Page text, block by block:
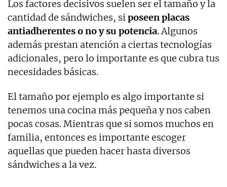
Los factores decisivos suelen ser el tamaño y la
cantidad de sándwiches, siposeen placas
antiadherentes o no y su potencia. Algunos
además prestan atención a ciertas tecnologías
adicionales, pero lo importante es que cubra tus
necesidades básicas.
El tamaño por ejemplo es algo importante si
tenemos una cocina más pequeña y nos caben
pocas cosas. Mientras que si somos muchos en
familia, entonces es importante escoger
aquellas que pueden hacer hasta diversos
sándwiches a la vez.